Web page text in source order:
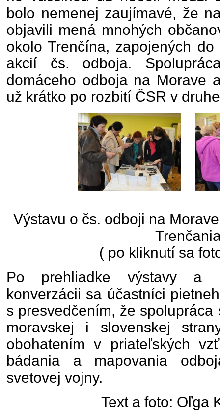
bolo nemenej zaujímavé, že
objavili mená mnohých
okolo Trenčína, zapojených
akcií čs. odboja.
domáceho odboja na Morave
už krátko po rozbití ČSR v
Výstavu o čs. odboji na
( po kliknutí sa
Po prehliadke výstavy a
konverzácii sa účastníci
s presvedčením, že
moravskej i slovenskej
obohatením v priateľských
bádania a mapovania
svetovej vojny.
Text a foto: Oľga